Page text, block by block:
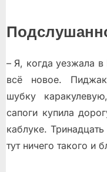
– Я, когда уезжала
всё новое.
шубку
сапоги купила
каблуке.
тут ничего такого и